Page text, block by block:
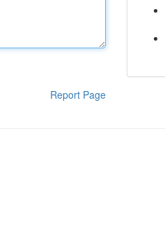
Report Page